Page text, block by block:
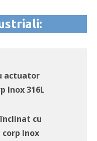
actuator
Inox 316L
cu
Inox